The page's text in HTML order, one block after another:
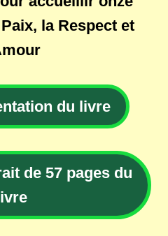
la Respect et
du livre
de 57 pages du